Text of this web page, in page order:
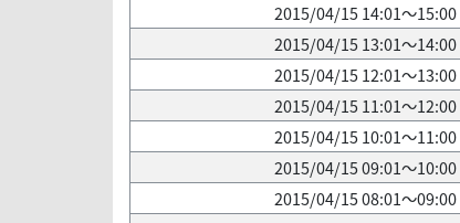
2015/04/15 14:01～15:00
2015/04/15 13:01～14:00
2015/04/15 12:01～13:00
2015/04/15 11:01～12:00
2015/04/15 10:01～11:00
2015/04/15 09:01～10:00
2015/04/15 08:01～09:00